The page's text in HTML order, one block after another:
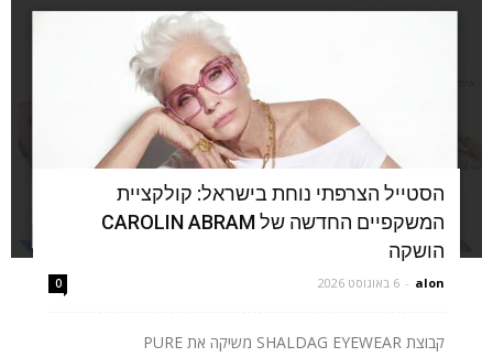
הסטייל הצרפתי נוחת בישראל: קולקציית
המשקפיים החדשה של CAROLIN ABRAM
הושקה
alon
- 6 באוגוסט 2026 0
קבוצת SHALDAG EYEWEAR משיקה את PURE